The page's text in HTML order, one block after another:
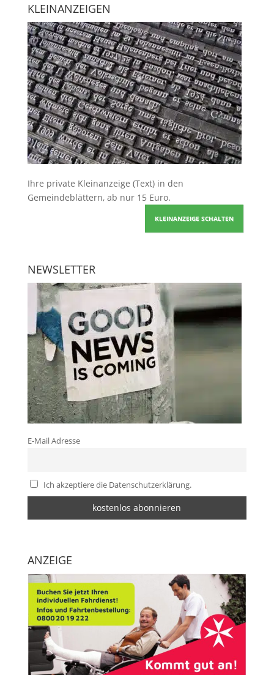
KLEINANZEIGEN
Ihre private Kleinanzeige (Text) in den
Gemeindeblättern, ab nur 15 Euro.
KLEINANZEIGE SCHALTEN
NEWSLETTER
E-Mail Adresse
Ich akzeptiere die Datenschutzerklärung.
ANZEIGE